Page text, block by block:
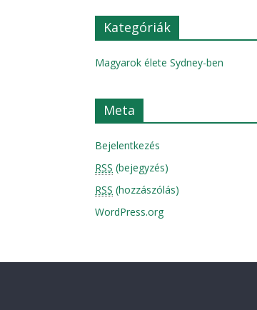
Kategóriák
Magyarok élete Sydney-ben
Meta
Bejelentkezés
RSS (bejegyzés)
RSS (hozzászólás)
WordPress.org